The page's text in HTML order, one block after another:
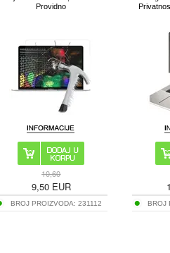
Providno
10,60
9,50EUR
BROJ PROIZVODA:231112 BROJ